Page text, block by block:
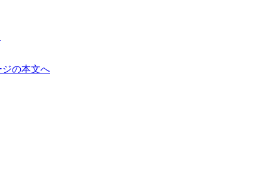
ジの本文へ